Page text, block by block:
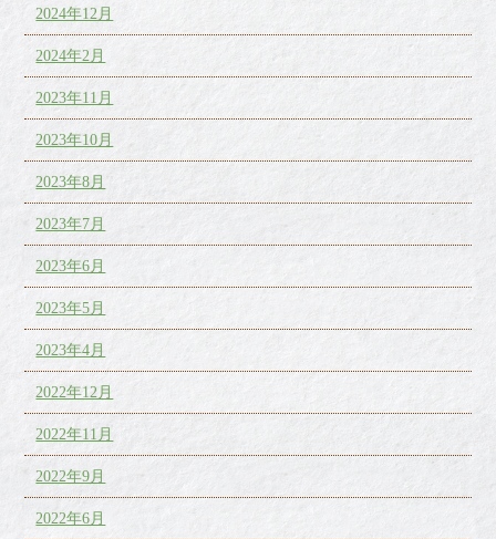
2024年12月
2024年2月
2023年11月
2023年10月
2023年8月
2023年7月
2023年6月
2023年5月
2023年4月
2022年12月
2022年11月
2022年9月
2022年6月